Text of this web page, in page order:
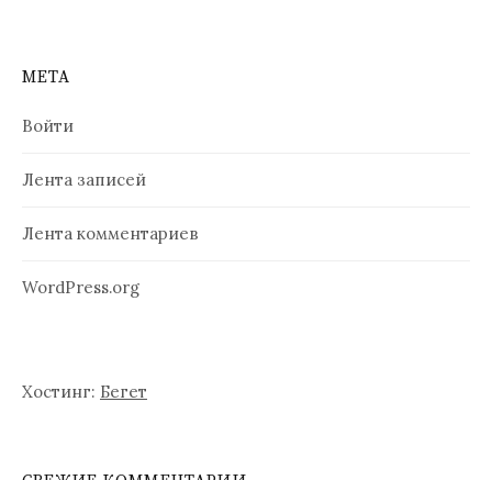
п
и
я
м
МЕТА
Войти
Лента записей
Лента комментариев
WordPress.org
Хостинг: Бегет